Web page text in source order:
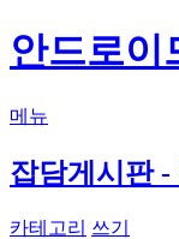
안드로이
메뉴
잡담게시판
카테고리 쓰기